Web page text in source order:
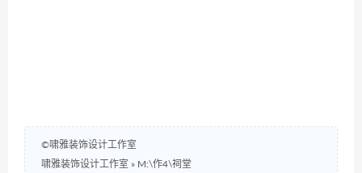
©啸雅装饰设计工作室
啸雅装饰设计工作室 » M:\作4\祠堂